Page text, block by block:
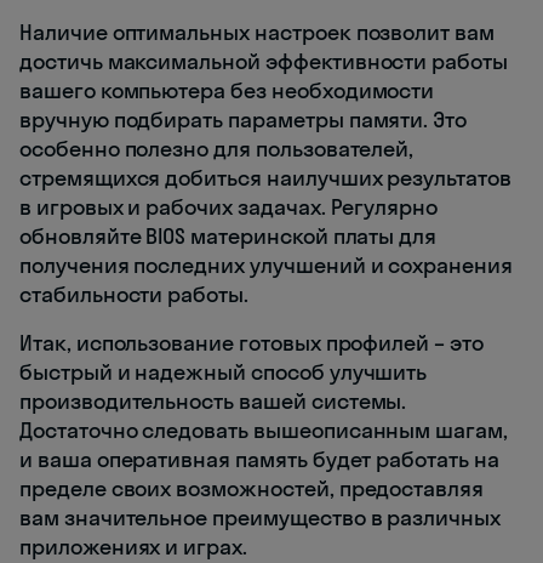
Наличие оптимальных настроек позволит вам
достичь максимальной эффективности работы
вашего компьютера без необходимости
вручную подбирать параметры памяти. Это
особенно полезно для пользователей,
стремящихся добиться наилучших результатов
в игровых и рабочих задачах. Регулярно
обновляйте BIOS материнской платы для
получения последних улучшений и сохранения
стабильности работы.
Итак, использование готовых профилей – это
быстрый и надежный способ улучшить
производительность вашей системы.
Достаточно следовать вышеописанным шагам,
и ваша оперативная память будет работать на
пределе своих возможностей, предоставляя
вам значительное преимущество в различных
приложениях и играх.